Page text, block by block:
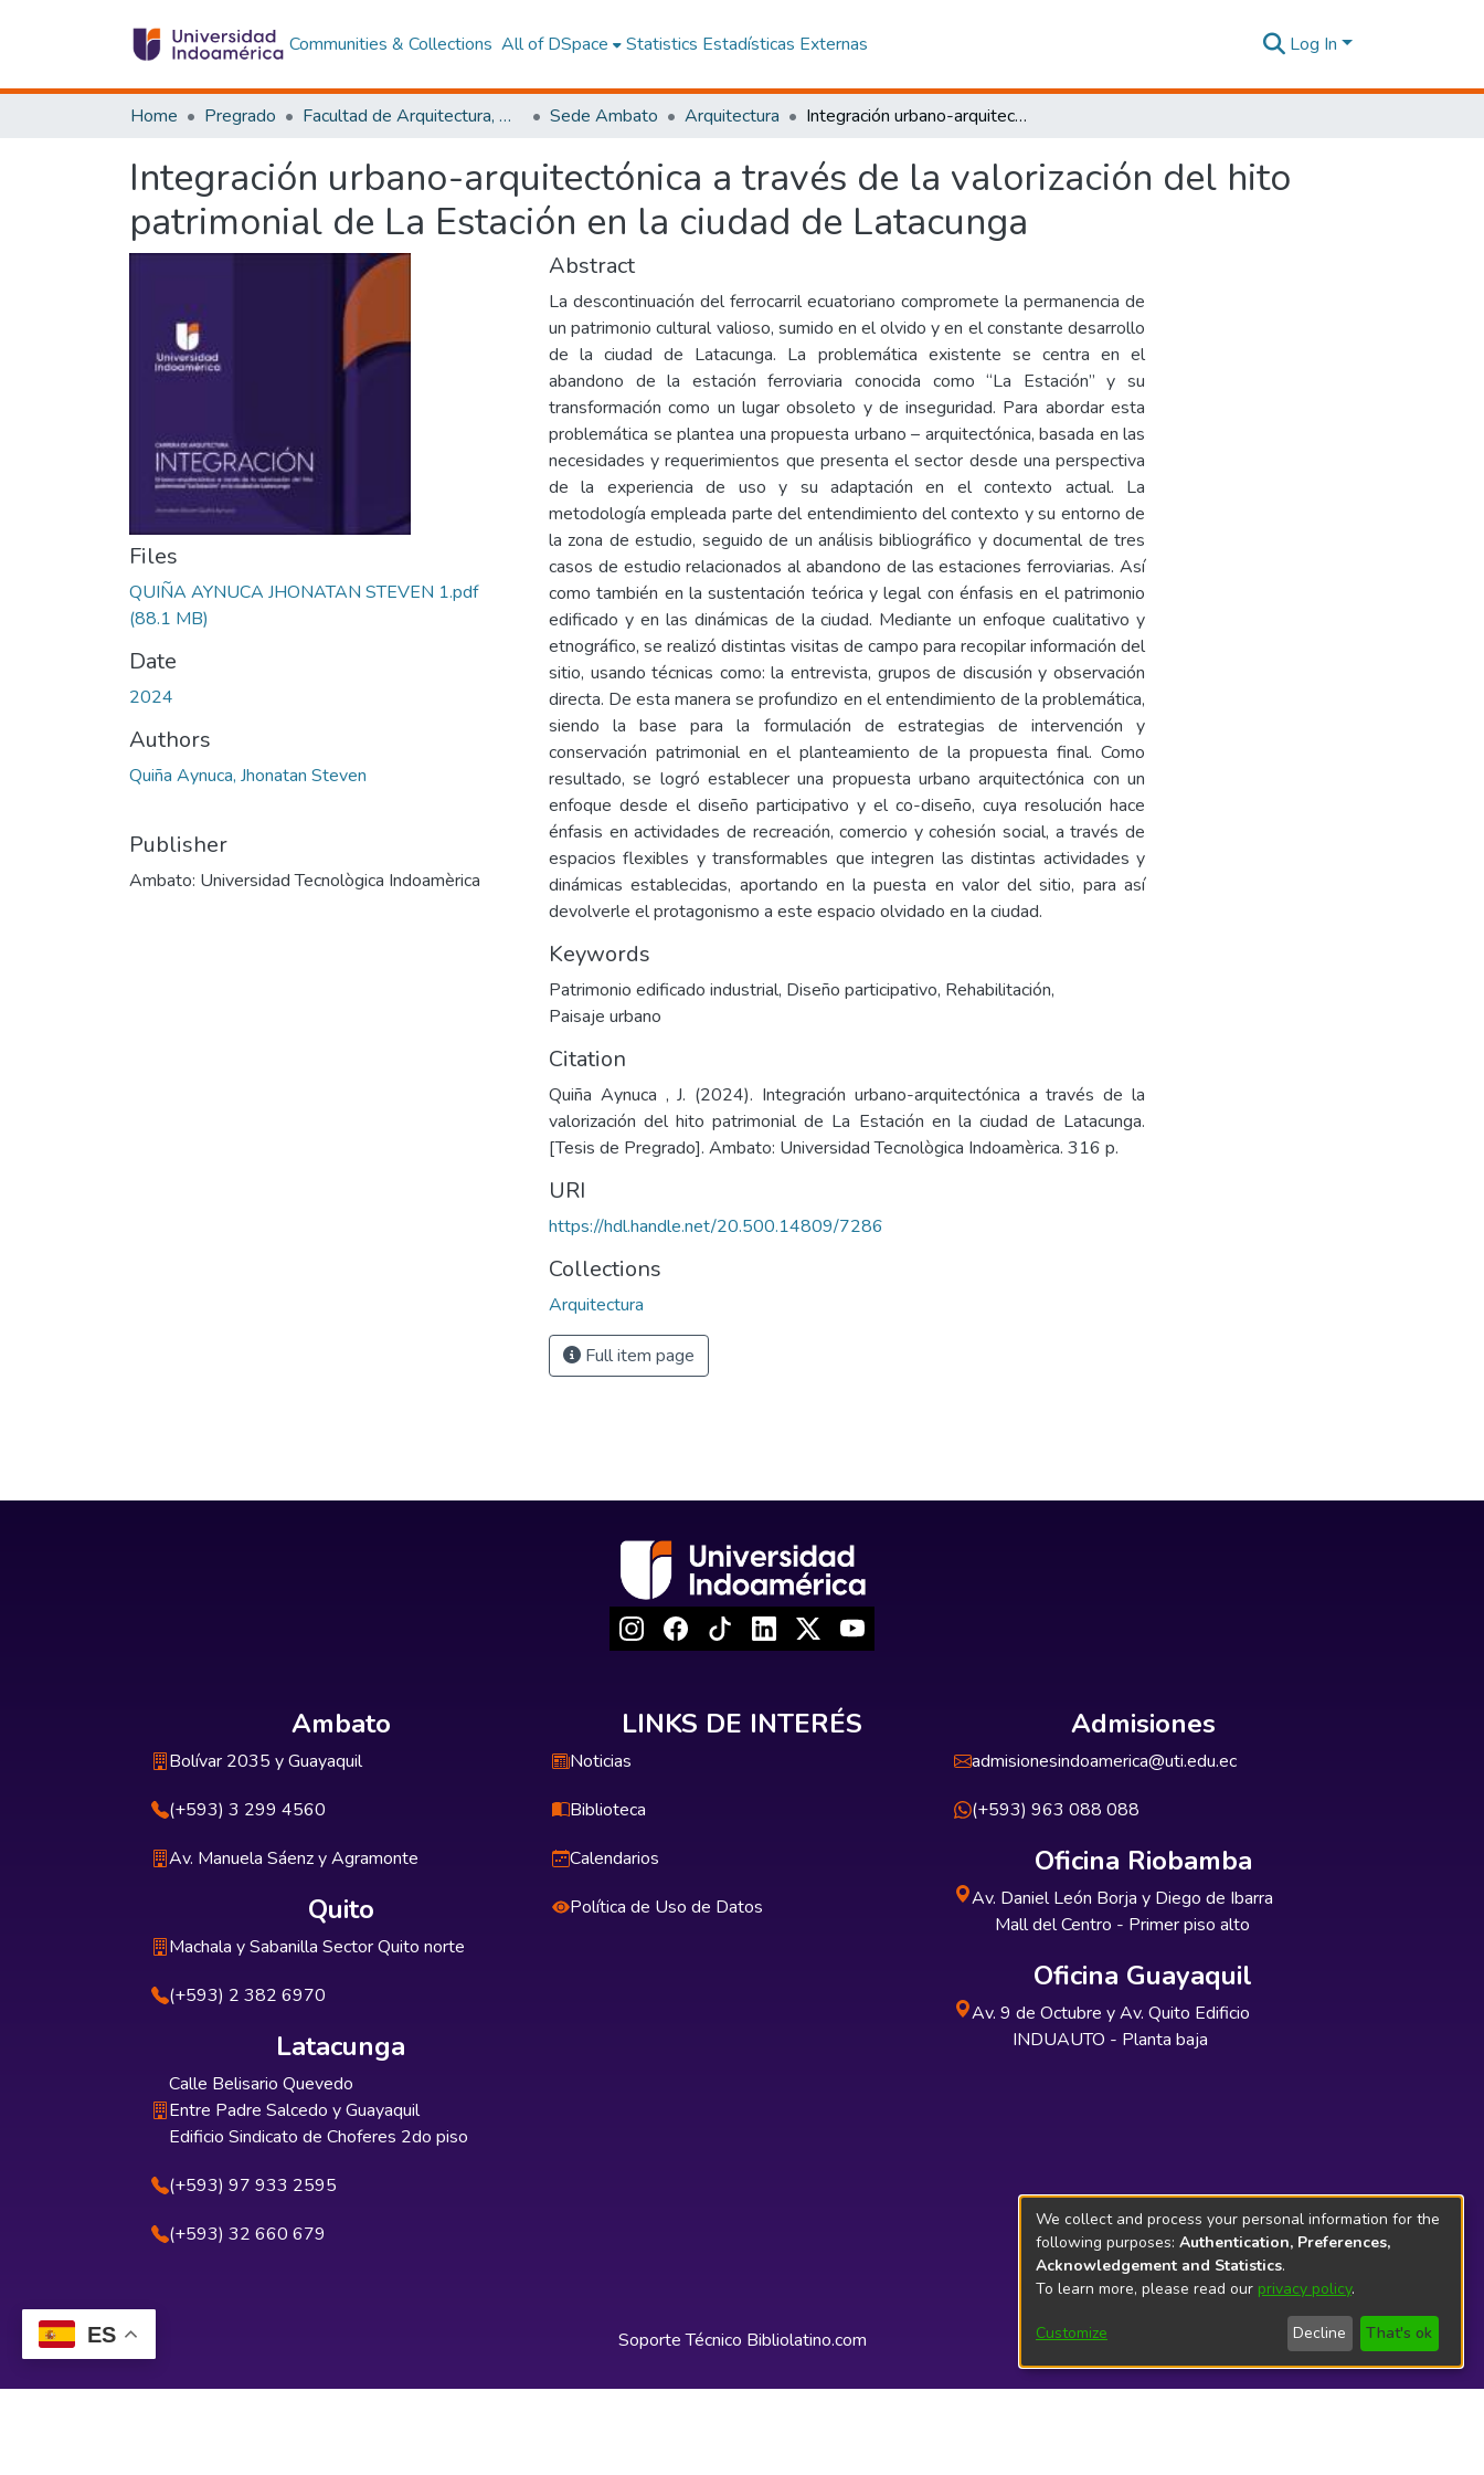
ES
Communities & Collections All of DSpace Statistics Estadísticas Externas Log In
Home Pregrado Facultad de Arquitectura, Artes y Diseño Sede Ambato Arquitectura Integración urbano-arquitectónica a través de la valorización del hito patrimonial de La Estación en la ciudad de Latacunga
Integración urbano-arquitectónica a través de la valorización del hito
patrimonial de La Estación en la ciudad de Latacunga
Files
QUIÑA AYNUCA JHONATAN STEVEN 1.pdf
(88.1 MB)
Date
2024
Authors
Quiña Aynuca, Jhonatan Steven
Publisher
Ambato: Universidad Tecnològica Indoamèrica
Abstract
La descontinuación del ferrocarril ecuatoriano compromete la permanencia de
un patrimonio cultural valioso, sumido en el olvido y en el constante desarrollo
de la ciudad de Latacunga. La problemática existente se centra en el
abandono de la estación ferroviaria conocida como “La Estación” y su
transformación como un lugar obsoleto y de inseguridad. Para abordar esta
problemática se plantea una propuesta urbano – arquitectónica, basada en las
necesidades y requerimientos que presenta el sector desde una perspectiva
de la experiencia de uso y su adaptación en el contexto actual. La
metodología empleada parte del entendimiento del contexto y su entorno de
la zona de estudio, seguido de un análisis bibliográfico y documental de tres
casos de estudio relacionados al abandono de las estaciones ferroviarias. Así
como también en la sustentación teórica y legal con énfasis en el patrimonio
edificado y en las dinámicas de la ciudad. Mediante un enfoque cualitativo y
etnográfico, se realizó distintas visitas de campo para recopilar información del
sitio, usando técnicas como: la entrevista, grupos de discusión y observación
directa. De esta manera se profundizo en el entendimiento de la problemática,
siendo la base para la formulación de estrategias de intervención y
conservación patrimonial en el planteamiento de la propuesta final. Como
resultado, se logró establecer una propuesta urbano arquitectónica con un
enfoque desde el diseño participativo y el co-diseño, cuya resolución hace
énfasis en actividades de recreación, comercio y cohesión social, a través de
espacios flexibles y transformables que integren las distintas actividades y
dinámicas establecidas, aportando en la puesta en valor del sitio, para así
devolverle el protagonismo a este espacio olvidado en la ciudad.
Keywords
Patrimonio edificado industrial, Diseño participativo, Rehabilitación,
Paisaje urbano
Citation
Quiña Aynuca , J. (2024). Integración urbano-arquitectónica a través de la
valorización del hito patrimonial de La Estación en la ciudad de Latacunga.
[Tesis de Pregrado]. Ambato: Universidad Tecnològica Indoamèrica. 316 p.
URI
https://hdl.handle.net/20.500.14809/7286
Collections
Arquitectura
Full item page
Ambato
Bolívar 2035 y Guayaquil
(+593) 3 299 4560
Av. Manuela Sáenz y Agramonte
Quito
Machala y Sabanilla Sector Quito norte
(+593) 2 382 6970
Latacunga
Calle Belisario Quevedo
Entre Padre Salcedo y Guayaquil
Edificio Sindicato de Choferes 2do piso
(+593) 97 933 2595
(+593) 32 660 679
LINKS DE INTERÉS
Noticias
Biblioteca
Calendarios
Política de Uso de Datos
Admisiones
admisionesindoamerica@uti.edu.ec
(+593) 963 088 088
Oficina Riobamba
Av. Daniel León Borja y Diego de Ibarra
Mall del Centro - Primer piso alto
Oficina Guayaquil
Av. 9 de Octubre y Av. Quito Edificio
INDUAUTO - Planta baja
Soporte Técnico Bibliolatino.com
We collect and process your personal information for the
following purposes: Authentication, Preferences,
Acknowledgement and Statistics.
To learn more, please read our privacy policy.
Customize Decline That's ok